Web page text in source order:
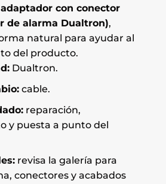
con conector
de alarma Dualtron),
natural para ayudar al
del producto.
Dualtron.
cable.
reparación,
y puesta a punto del
revisa la galería para
conectores y acabados